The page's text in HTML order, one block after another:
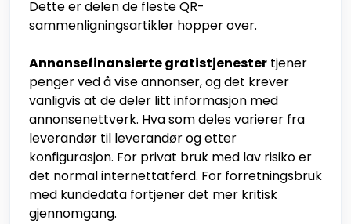
Dette er delen de fleste QR-
sammenligningsartikler hopper over.
Annonsefinansierte gratistjenester tjener
penger ved å vise annonser, og det krever
vanligvis at de deler litt informasjon med
annonsenettverk. Hva som deles varierer fra
leverandør til leverandør og etter
konfigurasjon. For privat bruk med lav risiko er
det normal internettatferd. For forretningsbruk
med kundedata fortjener det mer kritisk
gjennomgang.